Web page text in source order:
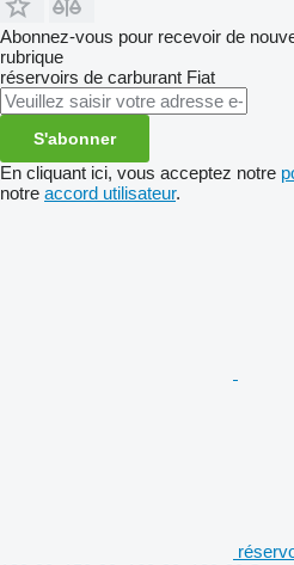
Abonnez-vous pour recevoir de
rubrique
réservoirs de carburant Fiat
S'abonner
En cliquant ici, vous acceptez notre
notre accord utilisateur.